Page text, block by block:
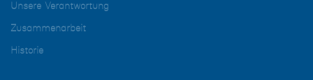
Unsere Verantwortung
Zusammenarbeit
Historie